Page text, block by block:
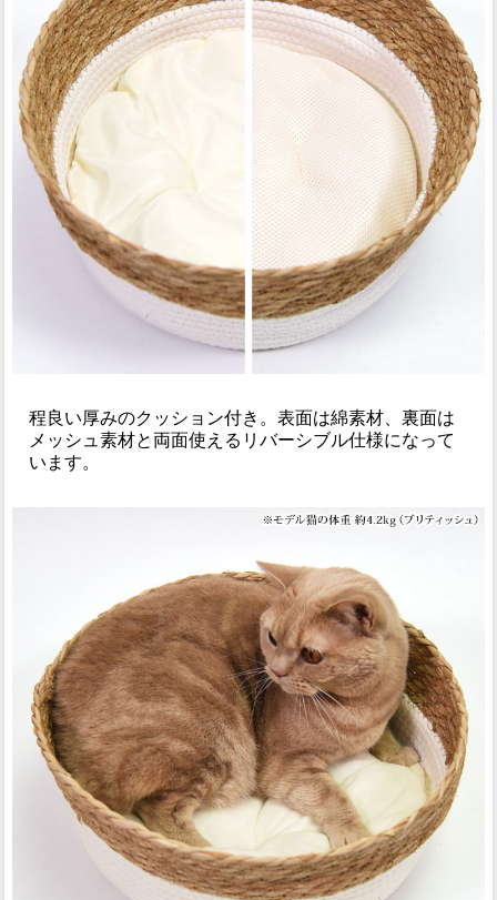
程良い厚みのクッション付き。表面は綿素材、裏面は
メッシュ素材と両面使えるリバーシブル仕様になって
います。